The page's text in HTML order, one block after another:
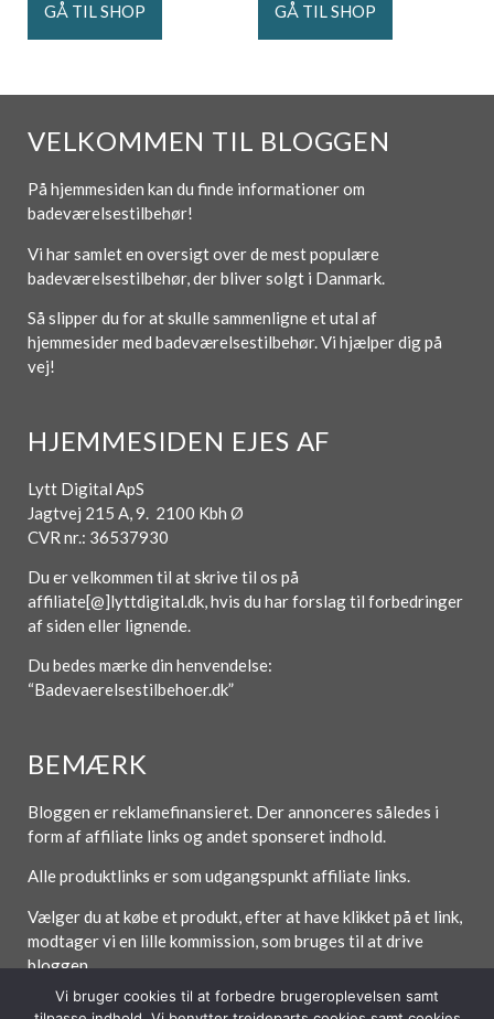
GÅ TIL SHOP GÅ TIL SHOP
VELKOMMEN TIL BLOGGEN
På hjemmesiden kan du finde informationer om
badeværelsestilbehør!
Vi har samlet en oversigt over de mest populære
badeværelsestilbehør, der bliver solgt i Danmark.
Så slipper du for at skulle sammenligne et utal af
hjemmesider med badeværelsestilbehør. Vi hjælper dig på
vej!
HJEMMESIDEN EJES AF
Lytt Digital ApS
Jagtvej 215 A, 9. 2100 Kbh Ø
CVR nr.: 36537930
Du er velkommen til at skrive til os på
affiliate[@]lyttdigital.dk, hvis du har forslag til forbedringer
af siden eller lignende.
Du bedes mærke din henvendelse:
“Badevaerelsestilbehoer.dk”
BEMÆRK
Bloggen er reklamefinansieret. Der annonceres således i
form af affiliate links og andet sponseret indhold.
Alle produktlinks er som udgangspunkt affiliate links.
Vælger du at købe et produkt, efter at have klikket på et link,
modtager vi en lille kommission, som bruges til at drive
bloggen.
Vi bruger cookies til at forbedre brugeroplevelsen samt